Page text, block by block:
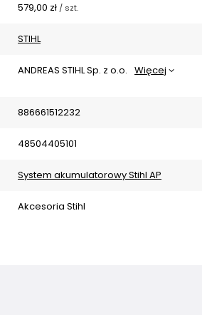
579,00 zł / szt.
STIHL
ANDREAS STIHL Sp. z o.o. Więcej
886661512232
48504405101
System akumulatorowy Stihl AP
Akcesoria Stihl